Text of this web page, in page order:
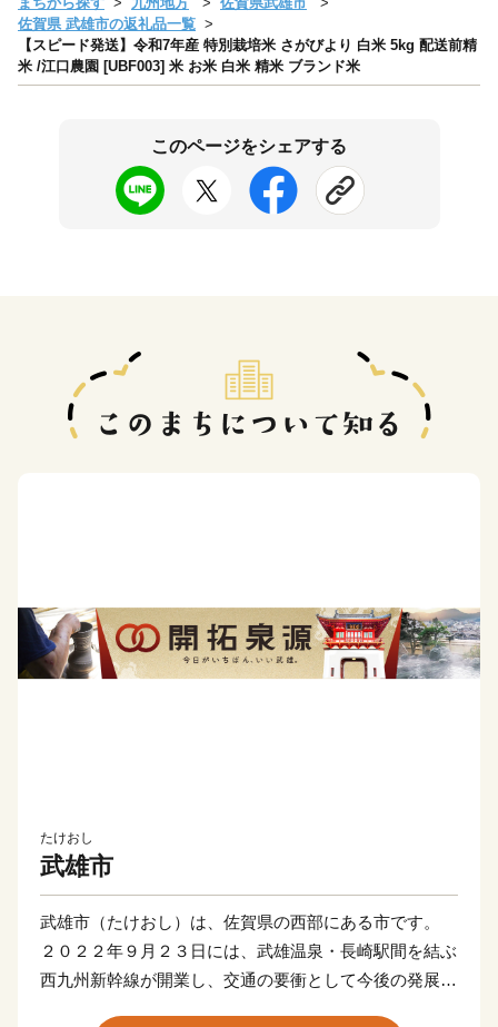
佐賀県 武雄市の返礼品一覧
【スピード発送】令和7年産 特別栽培米 さがびより 白米 5kg 配送前精
米 /江口農園 [UBF003] 米 お米 白米 精米 ブランド米
このページをシェアする
たけおし
武雄市
武雄市（たけおし）は、佐賀県の西部にある市です。
２０２２年９月２３日には、武雄温泉・長崎駅間を結ぶ
西九州新幹線が開業し、交通の要衝として今後の発展が